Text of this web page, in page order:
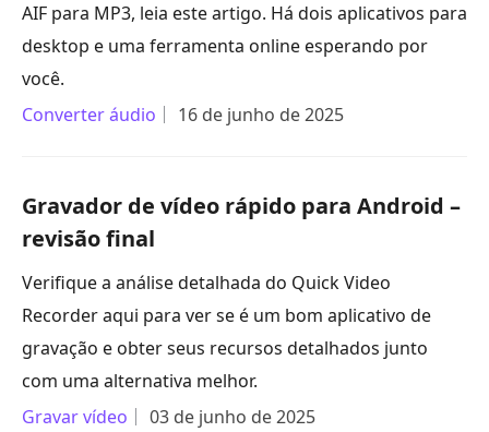
AIF para MP3, leia este artigo. Há dois aplicativos para
desktop e uma ferramenta online esperando por
você.
Converter áudio
16 de junho de 2025
Gravador de vídeo rápido para Android –
revisão final
Verifique a análise detalhada do Quick Video
Recorder aqui para ver se é um bom aplicativo de
gravação e obter seus recursos detalhados junto
com uma alternativa melhor.
Gravar vídeo
03 de junho de 2025